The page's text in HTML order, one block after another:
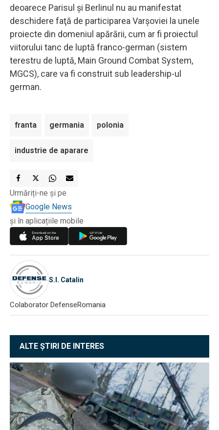
deoarece Parisul şi Berlinul nu au manifestat
deschidere faţă de participarea Varşoviei la unele
proiecte din domeniul apărării, cum ar fi proiectul
viitorului tanc de luptă franco-german (sistem
terestru de luptă, Main Ground Combat System,
MGCS), care va fi construit sub leadership-ul
german.
franta germania polonia
industrie de aparare
Urmăriți-ne și pe
Google News
și în aplicațiile mobile
S.I. Catalin
Colaborator DefenseRomania
ALTE ȘTIRI DE INTERES